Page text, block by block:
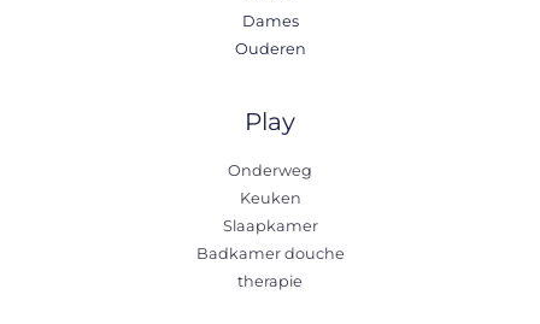
Dames
Ouderen
Play
Onderweg
Keuken
Slaapkamer
Badkamer douche
therapie